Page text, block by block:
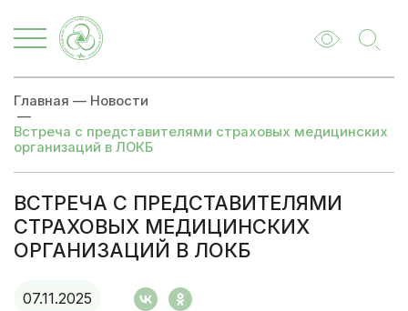
Главная — Новости
—
Встреча с представителями страховых медицинских
организаций в ЛОКБ
ВСТРЕЧА С ПРЕДСТАВИТЕЛЯМИ
СТРАХОВЫХ МЕДИЦИНСКИХ
ОРГАНИЗАЦИЙ В ЛОКБ
07.11.2025